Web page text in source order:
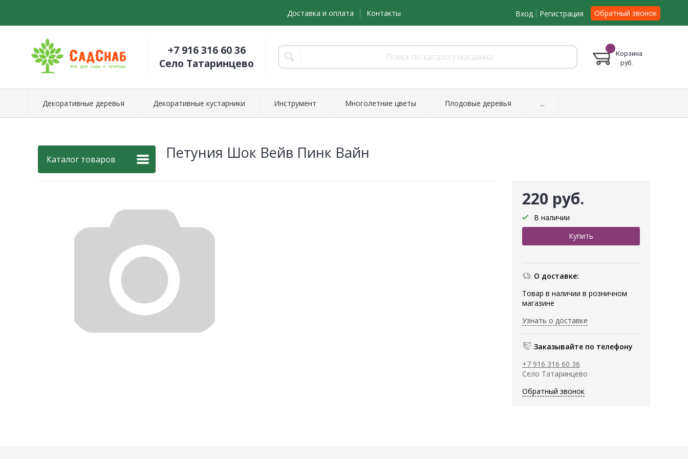
Доставка и оплата Контакты Вход Регистрация Обратный звонок
+7 916 316 60 36
Село Татаринцево
Корзина
руб.
Декоративные деревья Декоративные кустарники Инструмент Многолетние цветы Плодовые деревья ...
Каталог товаров Петуния Шок Вейв Пинк Вайн
220 руб.
В наличии
О доставке:
Товар в наличии в розничном
магазине
Узнать о доставке
Заказывайте по телефону
+7 916 316 60 36
Село Татаринцево
Обратный звонок